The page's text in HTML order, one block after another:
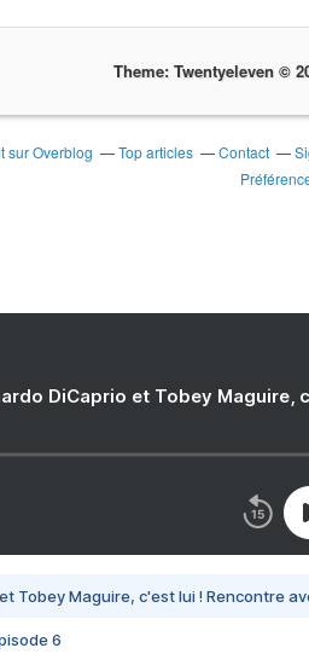
Theme: Twentyeleven ©
sur Overblog Top articles Contact
DiCaprio et Tobey Maguire,
Tobey Maguire, c'est lui ! Rencontre
6